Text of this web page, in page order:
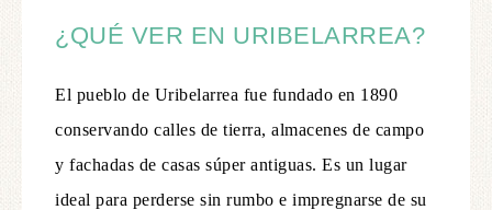
¿QUÉ VER EN URIBELARREA?
El pueblo de Uribelarrea fue fundado en 1890
conservando calles de tierra, almacenes de campo
y fachadas de casas súper antiguas. Es un lugar
ideal para perderse sin rumbo e impregnarse de su